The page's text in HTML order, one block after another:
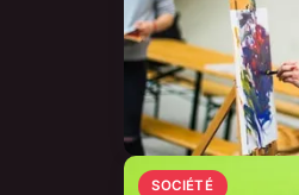
SOCIÉTÉ